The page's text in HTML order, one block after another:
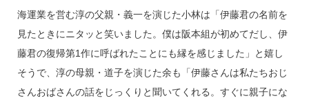
海運業を営む淳の父親・義一を演じた小林は「伊藤君の名前を
見たときにニタッと笑いました。僕は阪本組が初めてだし、伊
藤君の復帰第1作に呼ばれたことにも縁を感じました」と嬉し
そうで、淳の母親・道子を演じた余も「伊藤さんは私たちおじ
さんおばさんの話をじっくりと聞いてくれる。すぐに親子にな